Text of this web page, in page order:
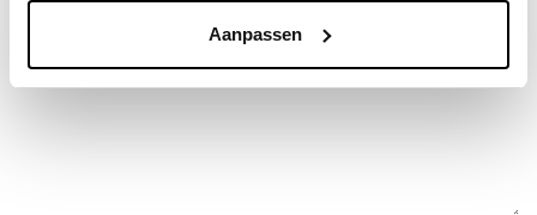
Aanpassen
Uw vraag